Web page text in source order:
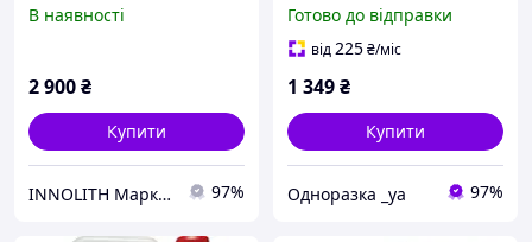
Innolith 5л
В наявності
2 900₴
Купити
INNOLITH Маркет 97%
Готово до відправки
від225₴/міс
1 349₴
Купити
Одноразка _уа 97%